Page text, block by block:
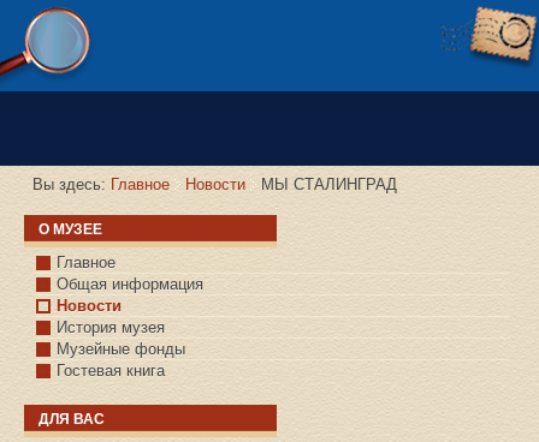
Версия сайта для слабовидящих
Вы здесь: Главное Новости МЫ СТАЛИНГРАД
О МУЗЕЕ
Главное
Общая информация
Новости
История музея
Музейные фонды
Гостевая книга
ДЛЯ ВАС